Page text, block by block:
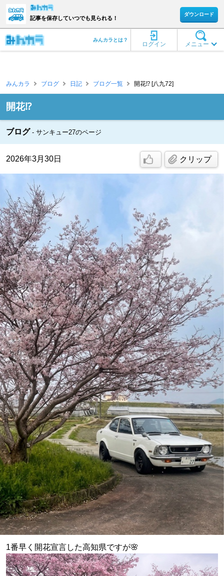
記事を保存していつでも見られる！
ダウンロード
メニュー
ログイン
みんカラとは？
みんカラ ブログ 日記 ブログ一覧 開花⁉️ [八九72]
開花⁉️
ブログ サンキュー27のページ
2026年3月30日 クリップ
1番早く開花宣言した高知県ですが🌸